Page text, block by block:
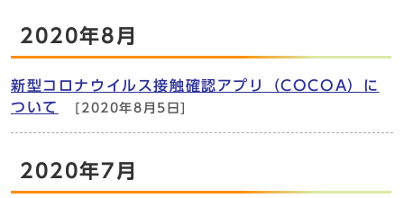
2020年8月
新型コロナウイルス接触確認アプリ（COCOA）に
ついて
[2020年8月5日]
2020年7月